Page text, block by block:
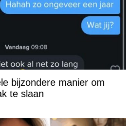
bijzondere manier om
te slaan